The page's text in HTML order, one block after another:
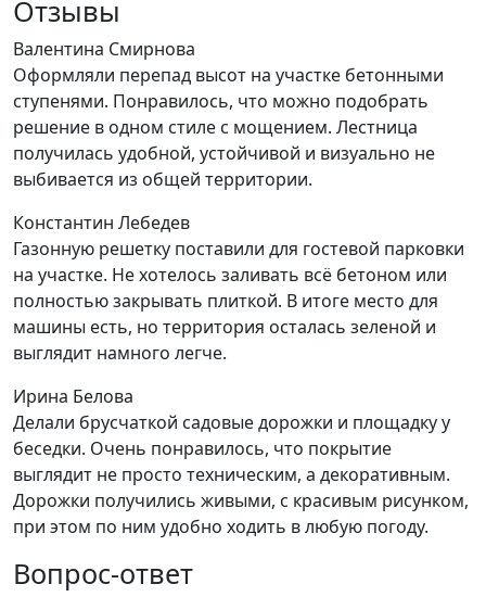
Отзывы
Валентина Смирнова
Оформляли перепад высот на участке бетонными
ступенями. Понравилось, что можно подобрать
решение в одном стиле с мощением. Лестница
получилась удобной, устойчивой и визуально не
выбивается из общей территории.
Константин Лебедев
Газонную решетку поставили для гостевой парковки
на участке. Не хотелось заливать всё бетоном или
полностью закрывать плиткой. В итоге место для
машины есть, но территория осталась зеленой и
выглядит намного легче.
Ирина Белова
Делали брусчаткой садовые дорожки и площадку у
беседки. Очень понравилось, что покрытие
выглядит не просто техническим, а декоративным.
Дорожки получились живыми, с красивым рисунком,
при этом по ним удобно ходить в любую погоду.
Вопрос-ответ